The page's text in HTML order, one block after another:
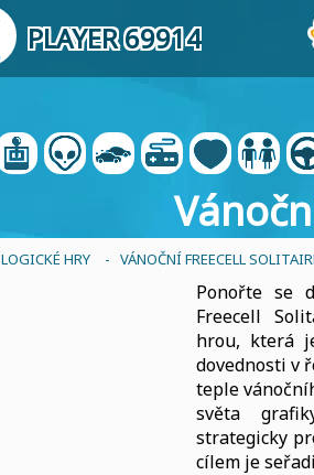
PLAYER 69914
LOGICKÉ HRY - VÁNOČNÍ FREECELL
Ponořte se
Freecell
hrou, která
dovednosti v
teple
světa
strategicky
cílem je